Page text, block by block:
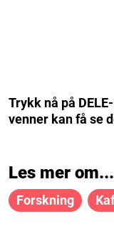
Trykk nå på
venner kan få se
Les mer om...
Forskning